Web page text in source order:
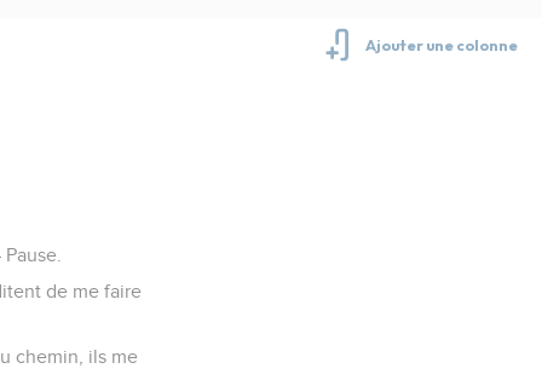
de me faire
chemin, ils me